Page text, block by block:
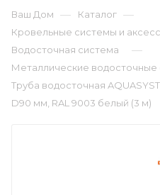
Ваш Дом — Каталог —
Кровельные системы и
Водосточная система —
Металлические водосточные
Труба водосточная
D90 мм, RAL 9003 белый (3 м)